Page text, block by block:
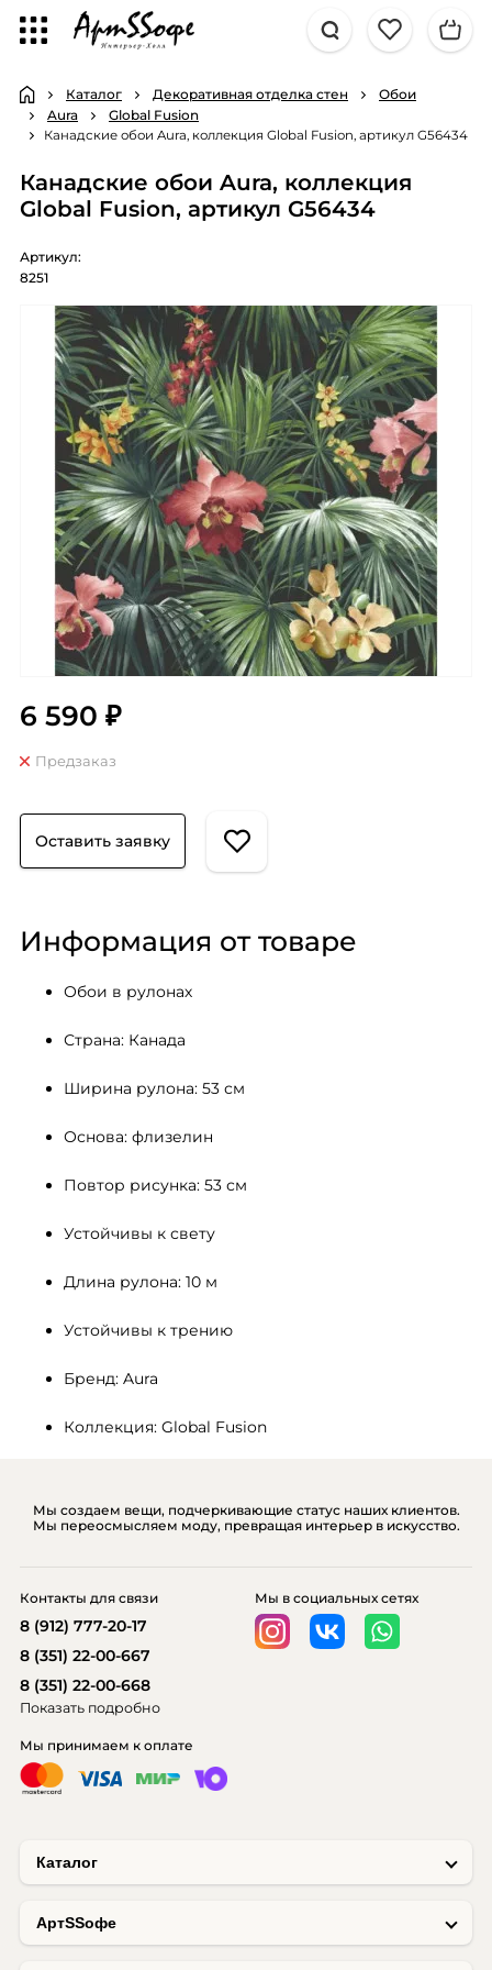
Каталог Декоративная отделка стен
Обои
Aura
Global Fusion
Канадские обои Aura, коллекция Global Fusion, артикул G56434
Канадские обои Aura, коллекция
Global Fusion, артикул G56434
Артикул:
8251
6 590 ₽
Предзаказ
Оставить заявку
Информация от товаре
Обои в рулонах
Страна: Канада
Ширина рулона: 53 см
Основа: флизелин
Повтор рисунка: 53 см
Устойчивы к свету
Длина рулона: 10 м
Устойчивы к трению
Бренд: Aura
Коллекция: Global Fusion
Мы создаем вещи, подчеркивающие статус наших клиентов.
Мы переосмысляем моду, превращая интерьер в искусство.
Каталог
AртSSофе
Мы принимаем к оплате
Мы в социальных сетях
Контакты для связи
8 (912) 777-20-17
8 (351) 22-00-667
8 (351) 22-00-668
Показать подробно